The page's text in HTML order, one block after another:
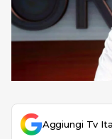
Aggiungi Tv